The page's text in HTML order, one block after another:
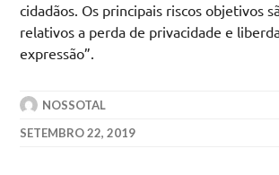
cidadãos. Os principais riscos objetivos
relativos a perda de privacidade e
expressão”.
NOSSOTAL
SETEMBRO 22, 2019